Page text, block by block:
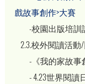
戲故事創作>大賽
-校園出版培訓
2.3.校外閱讀活動
-《我的家故事
- 4.23世界閱讀